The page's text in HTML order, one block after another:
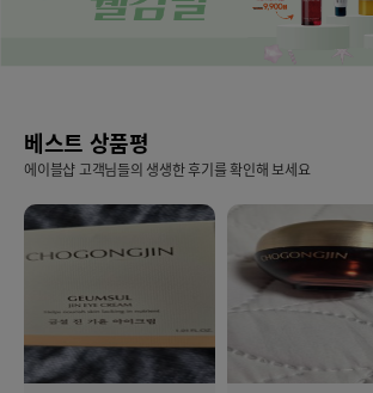
베스트 상품평
에이블샵 고객님들의 생생한 후기를 확인해 보세요